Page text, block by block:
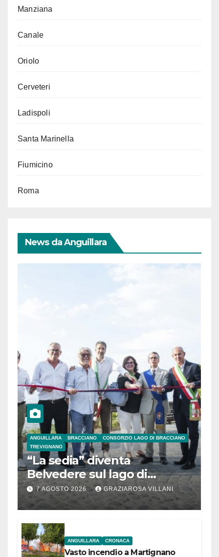
Manziana
Canale
Oriolo
Cerveteri
Ladispoli
Santa Marinella
Fiumicino
Roma
News da Anguillara
ANGUILLARA BRACCIANO
CONSORZIO LAGO DI BRACCIANO
TREVIGNANO
“La sedia” diventa
Belvedere sul lago di
Bracciano: ieri
l’inaugurazione
7 AGOSTO 2026 GRAZIAROSA VILLANI
ANGUILLARA CRONACA
Vasto incendio a Martignano